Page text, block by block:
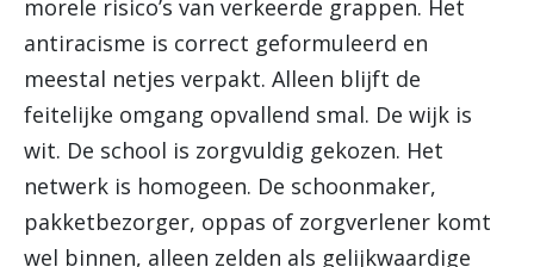
morele risico’s van verkeerde grappen. Het
antiracisme is correct geformuleerd en
meestal netjes verpakt. Alleen blijft de
feitelijke omgang opvallend smal. De wijk is
wit. De school is zorgvuldig gekozen. Het
netwerk is homogeen. De schoonmaker,
pakketbezorger, oppas of zorgverlener komt
wel binnen, alleen zelden als gelijkwaardige